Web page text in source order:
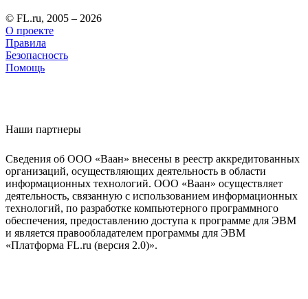
© FL.ru, 2005 – 2026
О проекте
Правила
Безопасность
Помощь
Наши партнеры
Сведения об ООО «Ваан» внесены в реестр аккредитованных
организаций, осуществляющих деятельность в области
информационных технологий. ООО «Ваан» осуществляет
деятельность, связанную с использованием информационных
технологий, по разработке компьютерного программного
обеспечения, предоставлению доступа к программе для ЭВМ
и является правообладателем программы для ЭВМ
«Платформа FL.ru (версия 2.0)».